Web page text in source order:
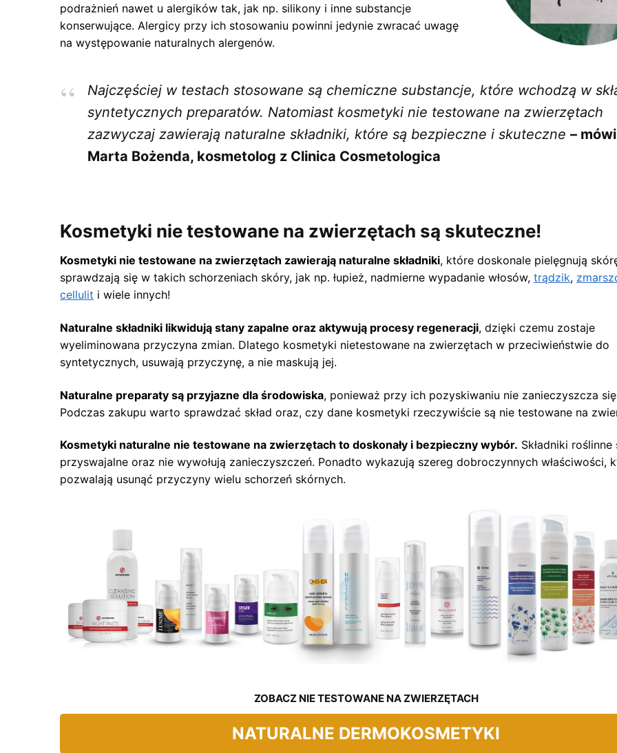
podrażnień nawet u alergików tak, jak np. silikony i inne substancje
konserwujące. Alergicy przy ich stosowaniu powinni jedynie zwracać uwagę
na występowanie naturalnych alergenów.
Najczęściej w testach stosowane są chemiczne substancje, które wchodzą w
syntetycznych preparatów. Natomiast kosmetyki nie testowane na zwierzętach
zazwyczaj zawierają naturalne składniki, które są bezpieczne i skuteczne – mówi
Marta Bożenda, kosmetolog z Clinica Cosmetologica
Kosmetyki nie testowane na zwierzętach są skuteczne!
Kosmetyki nie testowane na zwierzętach zawierają naturalne składniki, które doskonale pielęgnują
sprawdzają się w takich schorzeniach skóry, jak np. łupież, nadmierne wypadanie włosów, trądzik,
cellulit i wiele innych!
Naturalne składniki likwidują stany zapalne oraz aktywują procesy regeneracji, dzięki czemu zostaje
wyeliminowana przyczyna zmian. Dlatego kosmetyki nietestowane na zwierzętach w przeciwieństwie do
syntetycznych, usuwają przyczynę, a nie maskują jej.
Naturalne preparaty są przyjazne dla środowiska, ponieważ przy ich pozyskiwaniu nie zanieczyszcza
Podczas zakupu warto sprawdzać skład oraz, czy dane kosmetyki rzeczywiście są nie testowane na
Kosmetyki naturalne nie testowane na zwierzętach to doskonały i bezpieczny wybór. Składniki
przyswajalne oraz nie wywołują zanieczyszczeń. Ponadto wykazują szereg dobroczynnych właściwości,
pozwalają usunąć przyczyny wielu schorzeń skórnych.
ZOBACZ NIE TESTOWANE NA ZWIERZĘTACH
NATURALNE DERMOKOSMETYKI